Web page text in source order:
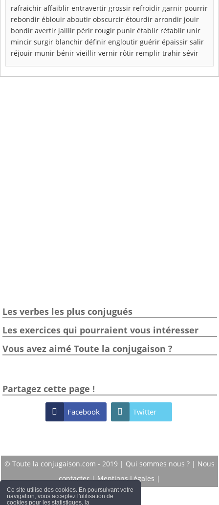
Ce site utilise des cookies. En poursuivant votre
navigation, vous acceptez l'utilisation de
cookies pour les statistiques, la
rafraichir affaiblir entravertir grossir refroidir garnir pourrir
rebondir éblouir aboutir obscurcir étourdir arrondir jouir
bondir avertir jaillir périr rougir punir établir rétablir unir
mincir surgir blanchir définir engloutir guérir épaissir salir
réjouir munir bénir vieillir vernir rôtir remplir trahir sévir
Les verbes les plus conjugués
Les exercices qui pourraient vous intéresser
Vous avez aimé Toute la conjugaison ?
Partagez cette page !
 Facebook  Twitter
© Toute la conjugaison.com - 2019 | Qui sommes nous ? | Nous
contacter|Mentions Légales |